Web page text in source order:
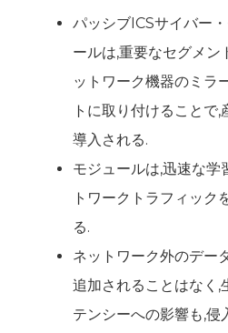
パッシブICSサイバー
ールは,重要なセグメン
ットワーク機器のミラ
トに取り付けることで
導入される.
モジュールは,迅速な学
トワークトラフィック
る.
ネットワーク外のデー
追加されることはなく,
テンシーへの影響も,侵